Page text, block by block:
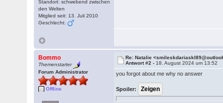
Standort: schwebend zwischen
den Welten
Mitglied seit: 13. Juli 2010
Geschlecht:
Bommo
Themenstarter
Forum Administrator
Offline
Re: Natalie
Antwort #2 - 18. August 2024 um 13:52
you forgot about me why no answer
Spoiler: